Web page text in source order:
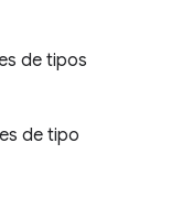
de tipos
de tipo